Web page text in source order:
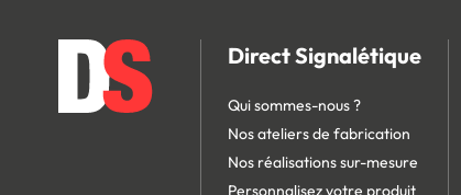
Direct Signalétique
Qui sommes-nous ?
Nos ateliers de fabrication
Nos réalisations sur-mesure
Personnalisez votre produit